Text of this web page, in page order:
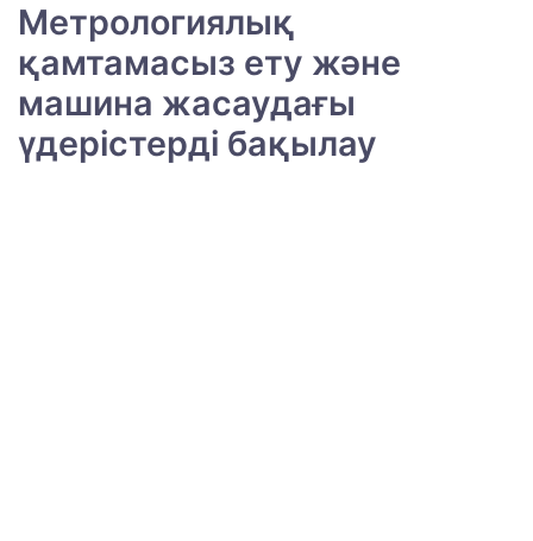
Метрологиялық
қамтамасыз ету және
машина жасаудағы
үдерістерді бақылау